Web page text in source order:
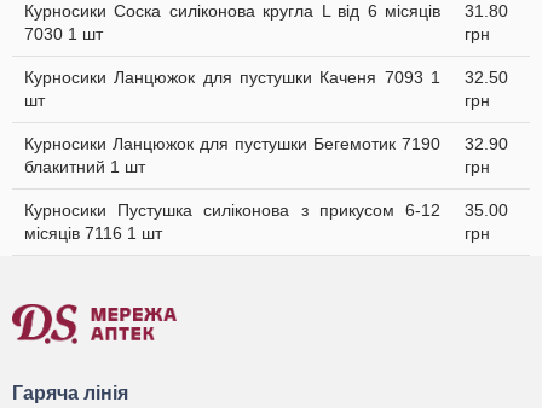
Курносики Соска силіконова кругла L від 6 місяців
7030 1 шт
31.80
грн
Курносики Ланцюжок для пустушки Каченя 7093 1
шт
32.50
грн
Курносики Ланцюжок для пустушки Бегемотик 7190
блакитний 1 шт
32.90
грн
Курносики Пустушка силіконова з прикусом 6-12
місяців 7116 1 шт
35.00
грн
Гаряча лінія